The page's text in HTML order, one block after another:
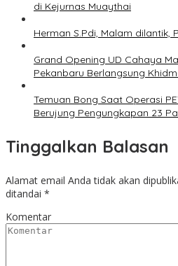
di Kejurnas Muaythai
Herman S.Pdi, Malam dilantik,
Grand Opening UD Cahaya
Pekanbaru Berlangsung
Temuan Bong Saat Operasi
Berujung Pengungkapan 23
Tinggalkan Balasan
Alamat email Anda tidak akan
ditandai *
Komentar